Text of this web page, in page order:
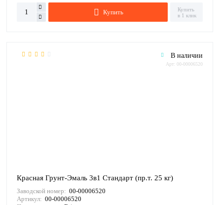
Купить
Купить
в 1 клик
В наличии
Арт: 00-00006520
Красная Грунт-Эмаль 3в1 Стандарт (пр.т. 25 кг)
Заводской номер: 00-00006520
Артикул: 00-00006520